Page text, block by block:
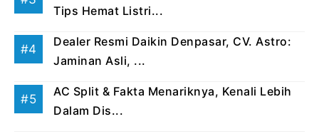
Tips Hemat Listri...
Dealer Resmi Daikin Denpasar, CV. Astro:
Jaminan Asli, ...
AC Split & Fakta Menariknya, Kenali Lebih
Dalam Dis...